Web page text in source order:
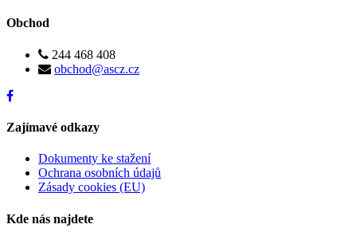
Obchod
244 468 408
obchod@ascz.cz
Zajímavé odkazy
Dokumenty ke stažení
Ochrana osobních údajů
Zásady cookies (EU)
Kde nás najdete